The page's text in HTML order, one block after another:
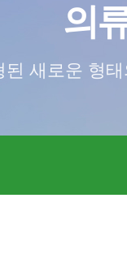
의
된 새로운 형